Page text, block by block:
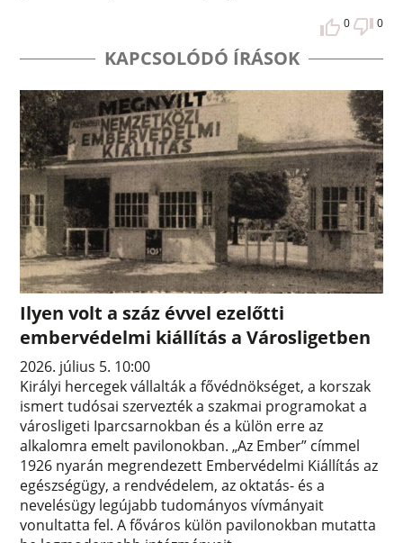
0 0
KAPCSOLÓDÓ ÍRÁSOK
Ilyen volt a száz évvel ezelőtti
embervédelmi kiállítás a Városligetben
2026. július 5. 10:00
Királyi hercegek vállalták a fővédnökséget, a korszak
ismert tudósai szervezték a szakmai programokat a
városligeti Iparcsarnokban és a külön erre az
alkalomra emelt pavilonokban. „Az Ember” címmel
1926 nyarán megrendezett Embervédelmi Kiállítás az
egészségügy, a rendvédelem, az oktatás- és a
nevelésügy legújabb tudományos vívmányait
vonultatta fel. A főváros külön pavilonokban mutatta